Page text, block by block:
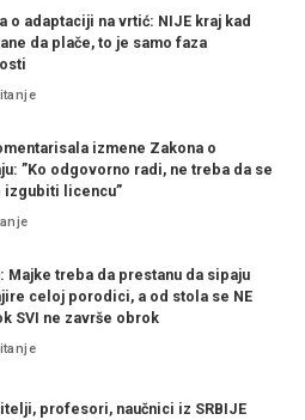
o adaptaciji na vrtić: NIJE kraj kad
da plače, to je samo faza
izmene Zakona o
”Ko odgovorno radi, ne treba da se
izgubiti licencu”
Majke treba da prestanu da sipaju
celoj porodici, a od stola se NE
SVI ne završe obrok
profesori, naučnici iz SRBIJE